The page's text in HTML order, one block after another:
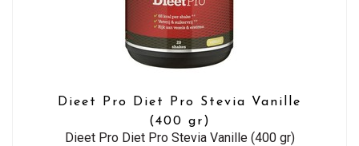
Dieet Pro Diet Pro Stevia Vanille
(400 gr)
Dieet Pro Diet Pro Stevia Vanille (400 gr)